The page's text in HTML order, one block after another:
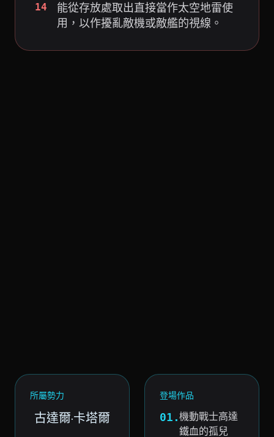
14
能從存放處取出直接當作太空地雷使
用，以作擾亂敵機或敵艦的視線。
所屬勢力
古達爾·卡塔爾
登場作品
01.機動戰士高達
鐵血的孤兒